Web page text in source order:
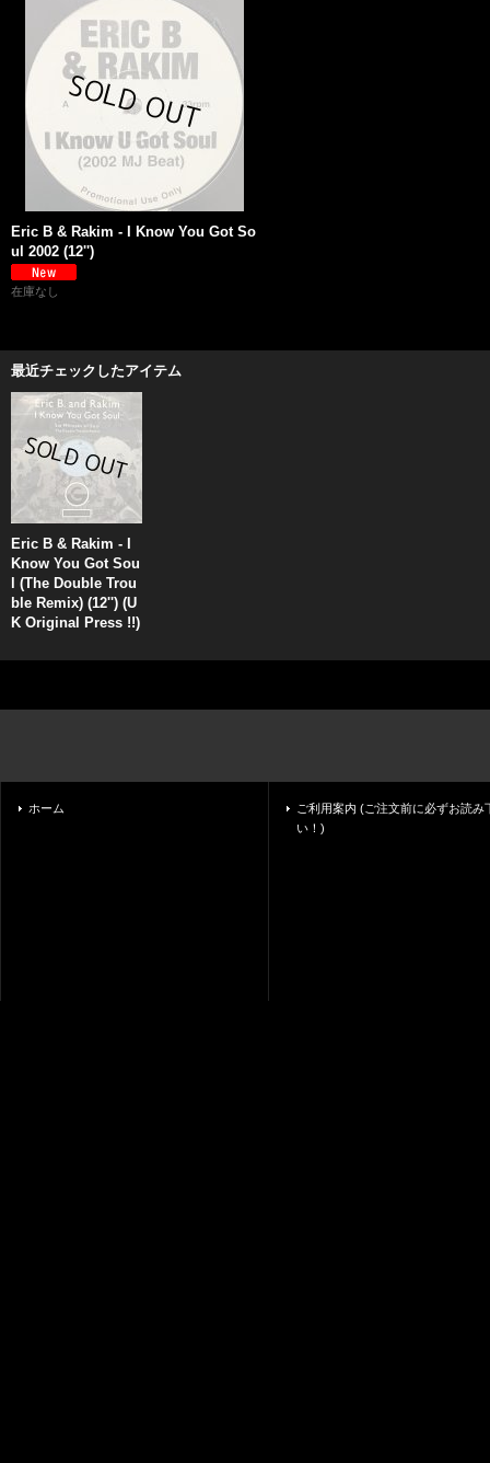
Eric B & Rakim - I Know You Got So
ul 2002 (12'')
在庫なし
最近チェックしたアイテム
Eric B & Rakim - I
Know You Got Sou
l (The Double Trou
ble Remix) (12'') (U
K Original Press !!)
ホーム
ご利用案内 (ご注文前に必ずお読み
い！)